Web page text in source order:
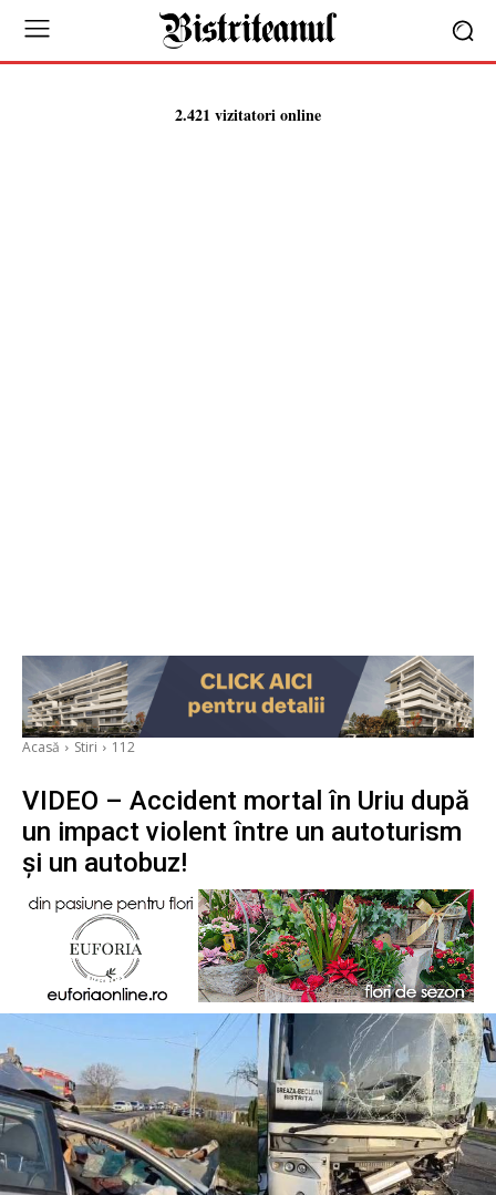
2.421 vizitatori online
Acasă Stiri 112
VIDEO – Accident mortal în Uriu după
un impact violent între un autoturism
și un autobuz!